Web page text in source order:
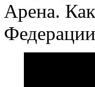
Арена.